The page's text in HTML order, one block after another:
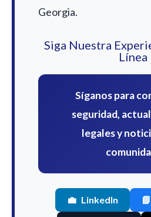
Georgia.
Siga Nuestra
Línea
Síganos para
seguridad,
legales y
💼 LinkedIn 📘